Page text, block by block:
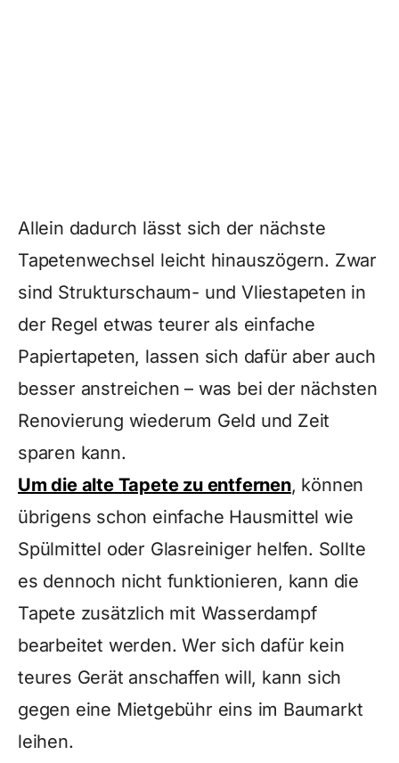
Allein dadurch lässt sich der nächste
Tapetenwechsel leicht hinauszögern. Zwar
sind Strukturschaum- und Vliestapeten in
der Regel etwas teurer als einfache
Papiertapeten, lassen sich dafür aber auch
besser anstreichen – was bei der nächsten
Renovierung wiederum Geld und Zeit
sparen kann.
Um die alte Tapete zu entfernen, können
übrigens schon einfache Hausmittel wie
Spülmittel oder Glasreiniger helfen. Sollte
es dennoch nicht funktionieren, kann die
Tapete zusätzlich mit Wasserdampf
bearbeitet werden. Wer sich dafür kein
teures Gerät anschaffen will, kann sich
gegen eine Mietgebühr eins im Baumarkt
leihen.